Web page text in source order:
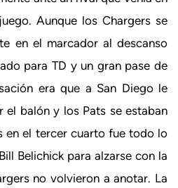
Aunque los Chargers se
en el marcador al descanso
para TD y un gran pase de
era que a San Diego le
el balón y los Pats se estaban
en el tercer cuarto fue todo lo
Belichick para alzarse con la
no volvieron a anotar. La